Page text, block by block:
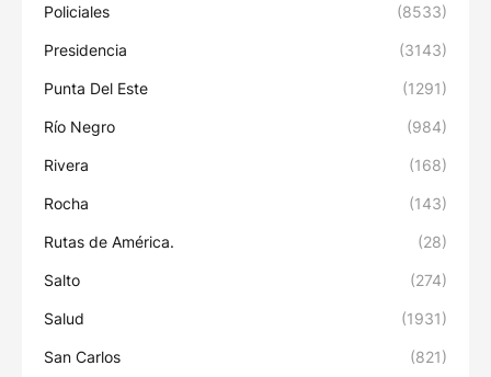
Policiales (8533)
Presidencia (3143)
Punta Del Este (1291)
Río Negro (984)
Rivera (168)
Rocha (143)
Rutas de América. (28)
Salto (274)
Salud (1931)
San Carlos (821)